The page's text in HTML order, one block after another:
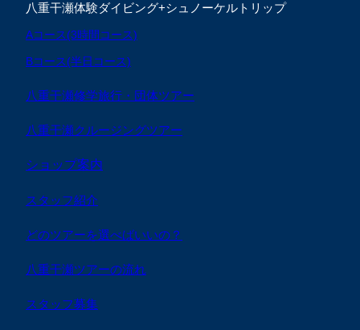
八重干瀬体験ダイビング+シュノーケルトリップ
Aコース(3時間コース)
Bコース(半日コース)
八重干瀬修学旅行・団体ツアー
八重干瀬クルージングツアー
ショップ案内
スタッフ紹介
どのツアーを選べばいいの？
八重干瀬ツアーの流れ
スタッフ募集